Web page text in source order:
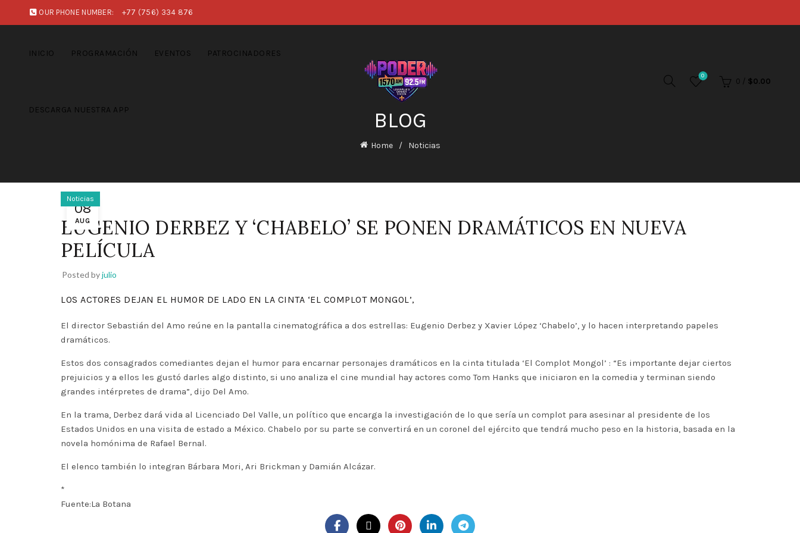
OUR PHONE NUMBER: +77 (756) 334 876
INICIO PROGRAMACIÓN EVENTOS PATROCINADORES
DESCARGA NUESTRA APP
0
0 / $0.00
BLOG
Home Noticias
08
AUG
Noticias
EUGENIO DERBEZ Y ‘CHABELO’ SE PONEN DRAMÁTICOS EN NUEVA
PELÍCULA
Posted byjulio
LOS ACTORES DEJAN EL HUMOR DE LADO EN LA CINTA ‘EL COMPLOT MONGOL’,
El director Sebastián del Amo reúne en la pantalla cinematográfica a dos estrellas: Eugenio Derbez y Xavier López ‘Chabelo’, y lo hacen interpretando papeles
dramáticos.
Estos dos consagrados comediantes dejan el humor para encarnar personajes dramáticos en la cinta titulada ‘El Complot Mongol’ : “Es importante dejar ciertos
prejuicios y a ellos les gustó darles algo distinto, si uno analiza el cine mundial hay actores como Tom Hanks que iniciaron en la comedia y terminan siendo
grandes intérpretes de drama”, dijo Del Amo.
En la trama, Derbez dará vida al Licenciado Del Valle, un político que encarga la investigación de lo que sería un complot para asesinar al presidente de los
Estados Unidos en una visita de estado a México. Chabelo por su parte se convertirá en un coronel del ejército que tendrá mucho peso en la historia, basada en la
novela homónima de Rafael Bernal.
El elenco también lo integran Bárbara Mori, Ari Brickman y Damián Alcázar.
*
Fuente:La Botana